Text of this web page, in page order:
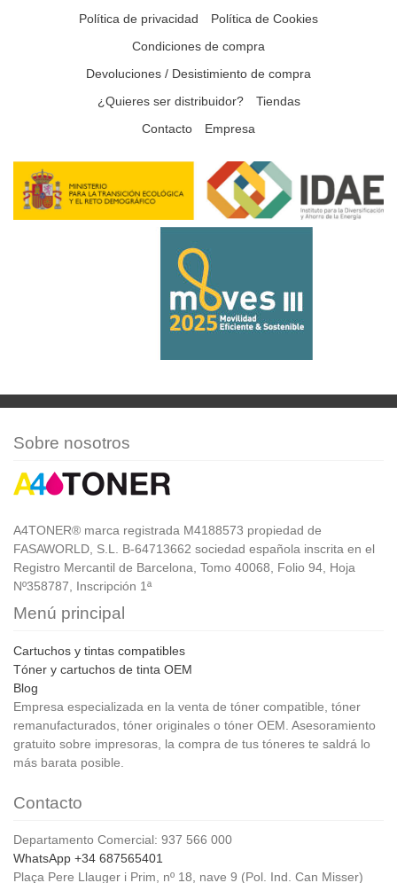
Política de privacidad
Política de Cookies
Condiciones de compra
Devoluciones / Desistimiento de compra
¿Quieres ser distribuidor?
Tiendas
Contacto
Empresa
Sobre nosotros
A4TONER® marca registrada M4188573 propiedad de
FASAWORLD, S.L. B-64713662 sociedad española inscrita en el
Registro Mercantil de Barcelona, Tomo 40068, Folio 94, Hoja
Nº358787, Inscripción 1ª
Menú principal
Cartuchos y tintas compatibles
Tóner y cartuchos de tinta OEM
Blog
Empresa especializada en la venta de tóner compatible, tóner
remanufacturados, tóner originales o tóner OEM. Asesoramiento
gratuito sobre impresoras, la compra de tus tóneres te saldrá lo
más barata posible.
Contacto
Departamento Comercial: 937 566 000
WhatsApp +34 687565401
Plaça Pere Llauger i Prim, nº 18, nave 9 (Pol. Ind. Can Misser)